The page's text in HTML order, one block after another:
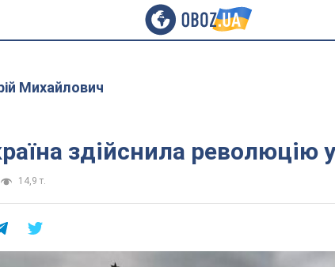
Михайлович
здійснила революцію у
14,9 т.